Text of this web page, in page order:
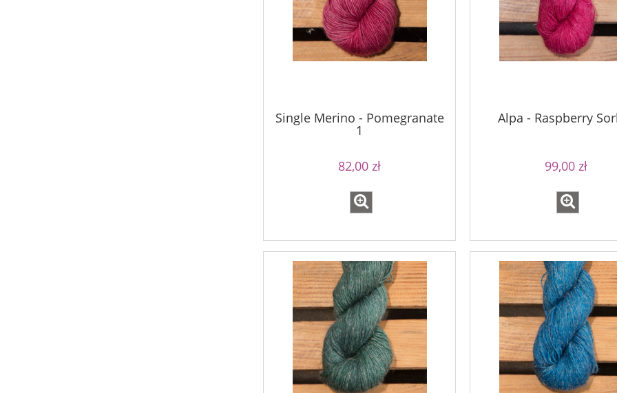
Single Merino - Pomegranate
1
82,00 zł
Alpa - Raspberry
99,00 zł